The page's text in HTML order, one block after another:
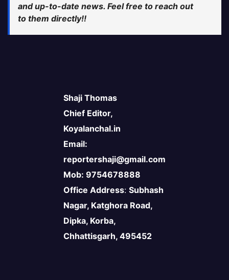
and up-to-date news. Feel free to reach out
to them directly!!
Shaji Thomas
Chief Editor,
Koyalanchal.in
Email:
reportershaji@gmail.com
Mob: 9754678888
Office Address: Subhash
Nagar, Katghora Road,
Dipka, Korba,
Chhattisgarh, 495452